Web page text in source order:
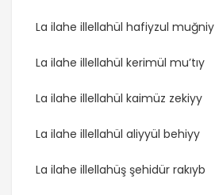
La ilahe illellahül hafiyzul muğniy
La ilahe illellahül kerimül mu’tıy
La ilahe illellahül kaimüz zekiyy
La ilahe illellahül aliyyül behiyy
La ilahe illellahüş şehidür rakıyb